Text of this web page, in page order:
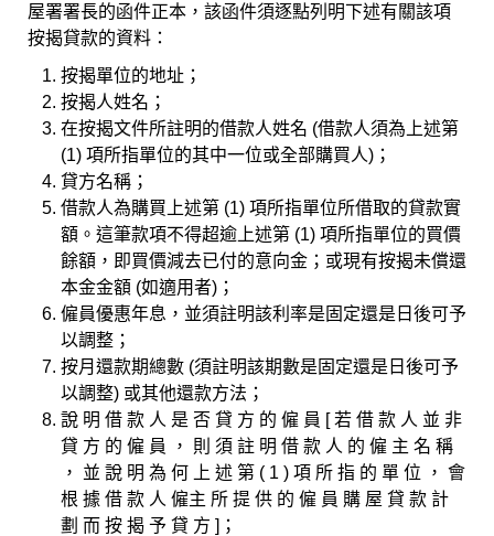
屋署署長的函件正本，該函件須逐點列明下述有關該項
按揭貸款的資料：
按揭單位的地址；
按揭人姓名；
在按揭文件所註明的借款人姓名 (借款人須為上述第
(1) 項所指單位的其中一位或全部購買人)；
貸方名稱；
借款人為購買上述第 (1) 項所指單位所借取的貸款實
額。這筆款項不得超逾上述第 (1) 項所指單位的買價
餘額，即買價減去已付的意向金；或現有按揭未償還
本金金額 (如適用者)；
僱員優惠年息，並須註明該利率是固定還是日後可予
以調整；
按月還款期總數 (須註明該期數是固定還是日後可予
以調整) 或其他還款方法；
說 明 借 款 人 是 否 貸 方 的 僱 員 [ 若 借 款 人 並 非
貸 方 的 僱 員 ， 則 須 註 明 借 款 人 的 僱 主 名 稱
， 並 說 明 為 何 上 述 第 ( 1 ) 項 所 指 的 單 位 ， 會
根 據 借 款 人 僱主 所 提 供 的 僱 員 購 屋 貸 款 計
劃 而 按 揭 予 貸 方 ]；